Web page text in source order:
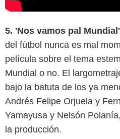
5. 'Nos vamos pal
del fútbol nunca es mal
película sobre el tema
Mundial o no. El
bajo la batuta de los ya
Andrés Felipe Orjuela y
Yamayusa y Nelsón
la producción.